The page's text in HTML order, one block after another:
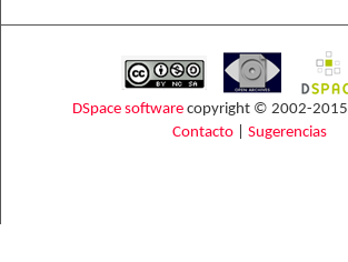
DSpace software copyright © 2002-2015
Contacto| Sugerencias